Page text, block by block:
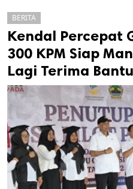
cipta.
BERITA
Kendal Percepat
300 KPM Siap
Lagi Terima